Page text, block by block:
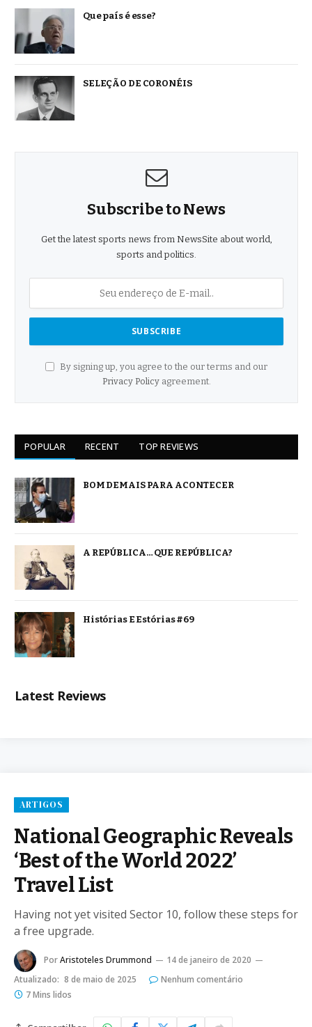
Que país é esse?
SELEÇÃO DE CORONÉIS
Subscribe to News
Get the latest sports news from NewsSite about world,
sports and politics.
By signing up, you agree to the our terms and our
Privacy Policyagreement.
POPULAR RECENT TOP REVIEWS
BOM DEMAIS PARA ACONTECER
A REPÚBLICA… QUE REPÚBLICA?
Histórias E Estórias #69
Latest Reviews
ARTIGOS
National Geographic Reveals
‘Best of the World 2022’
Travel List
Having not yet visited Sector 10, follow these steps for
a free upgrade.
PorAristoteles Drummond
14 de janeiro de 2020
Atualizado: 8 de maio de 2025
Nenhum comentário
7 Mins lidos